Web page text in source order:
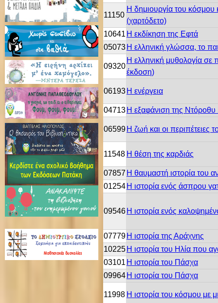
11150
Η δημιουργία του
(χαρτόδετο)
10641 Η εκδίκηση της Εφτά
05073 Η ελληνική γλώσσα, το
09320
Η ελληνική μυθολογία σε
έκδοση)
06193 Η ενέργεια
04713 Η εξαφάνιση της Nτόροθυ
06599 Η ζωή και οι περιπέτειες
11548 Η θέση της καρδιάς
07857 Η θαυμαστή ιστορία του
01254 Η ιστορία ενός άσπρου
09546 Η ιστορία ενός
07779 Η ιστορία της Αράχνης
10225 Η ιστορία του Ηλία που
03101 Η ιστορία του Πάσχα
09964 Η ιστορία του Πάσχα
11998 Η ιστορία του κόσμου με